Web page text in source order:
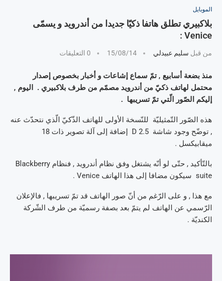
الموبايل
بلاكبيري تطلق هاتفا ذكيّا جديدا من أندرويد و يسمّى
Venice :
من قبل سليم عبيدلي 15/08/14 0 التعليقات
منذ بضعة أسابيع , تمّ سماع إشاعات و أخبار بخصوص إصدار
محتمل لهاتف ذكيّ من أندرويد مصمّم من طرف بلاكبيري . اليوم ,
إليكم الصّور الّتي تمّ تسريبها .
هذه الصّور التّمثيليّة للنّسخة الأولى للهاتف الذّكيّ الّذي نتحدّث عنه
, توضّح وجود شاشة D 2.5 إضافة إلى آلة تصوير ذات 18
ميقابيكسل .
بالتّأكيد , حتّى لو أنّه يشتغل وفق نظام أندرويد , فنظام Blackberry
suite سيكون مضافا إلى هذا الهاتف Venice .
مع هذا , و على الرّغم من أنّ صور الهاتف قد تمّ تسريبها , فالإعلان
الرّسمي عن الهاتف لم يتمّ بعد بصفة رسميّة من طرف الشّركة
الكنديّة .